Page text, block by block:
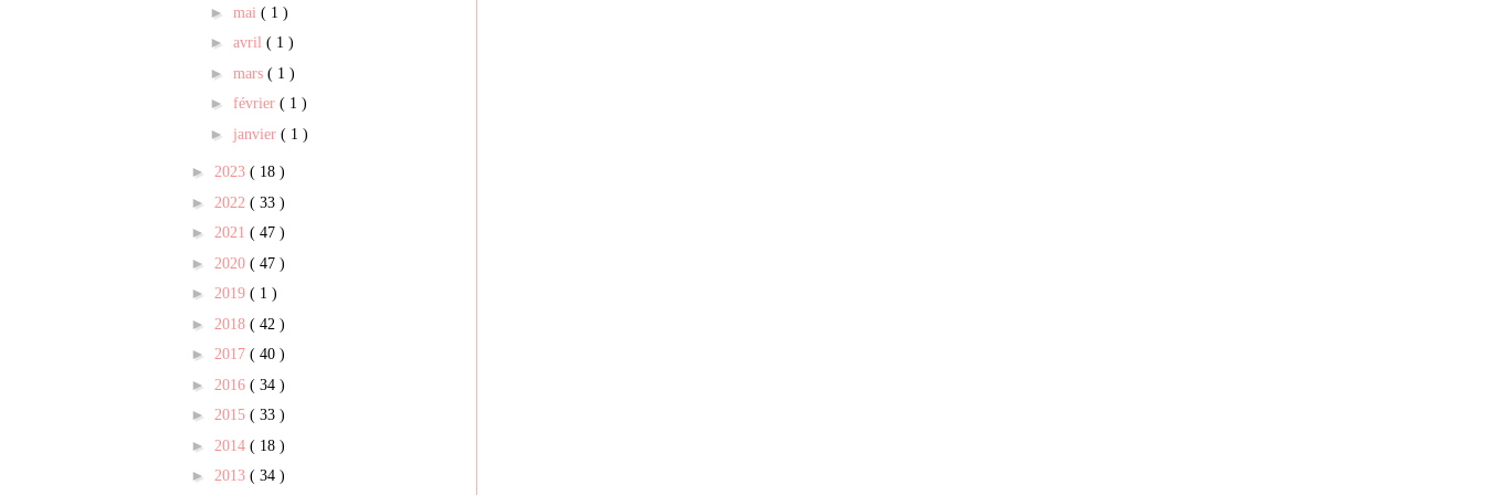
► mai ( 1 )
► avril ( 1 )
► mars ( 1 )
► février ( 1 )
► janvier ( 1 )
► 2023 ( 18 )
► 2022 ( 33 )
► 2021 ( 47 )
► 2020 ( 47 )
► 2019 ( 1 )
► 2018 ( 42 )
► 2017 ( 40 )
► 2016 ( 34 )
► 2015 ( 33 )
► 2014 ( 18 )
► 2013 ( 34 )